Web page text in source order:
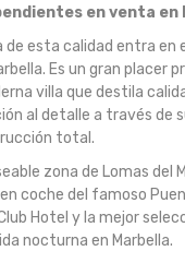
en venta en
de esta calidad entra en
Es un gran placer
villa que destila
al detalle a través de
total.
zona de Lomas del
coche del famoso
Hotel y la mejor
nocturna en Marbella.